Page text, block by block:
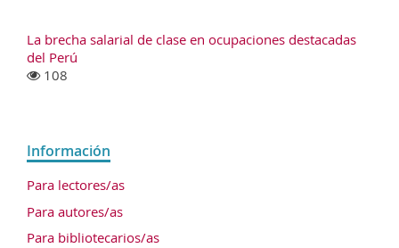
La brecha salarial de clase en ocupaciones destacadas
del Perú
108
Información
Para lectores/as
Para autores/as
Para bibliotecarios/as